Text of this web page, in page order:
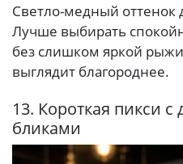
Светло-медный оттенок
Лучше выбирать
без слишком яркой
выглядит благороднее.
13. Короткая пикси
бликами